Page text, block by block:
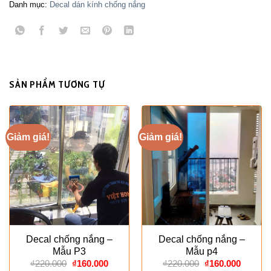
Danh mục: Decal dán kính chống nắng
SẢN PHẨM TƯƠNG TỰ
Giảm giá!
Decal chống nắng –
Mẫu P3
₫220.000 Giá
₫160.000Giá
Giảm giá!
Decal chống nắng –
Mẫu p4
₫220.000 Giá
₫160.000Giá